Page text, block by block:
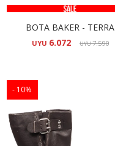
BOTA BAKER - TERRA
UYU 6.072 UYU7.590
10